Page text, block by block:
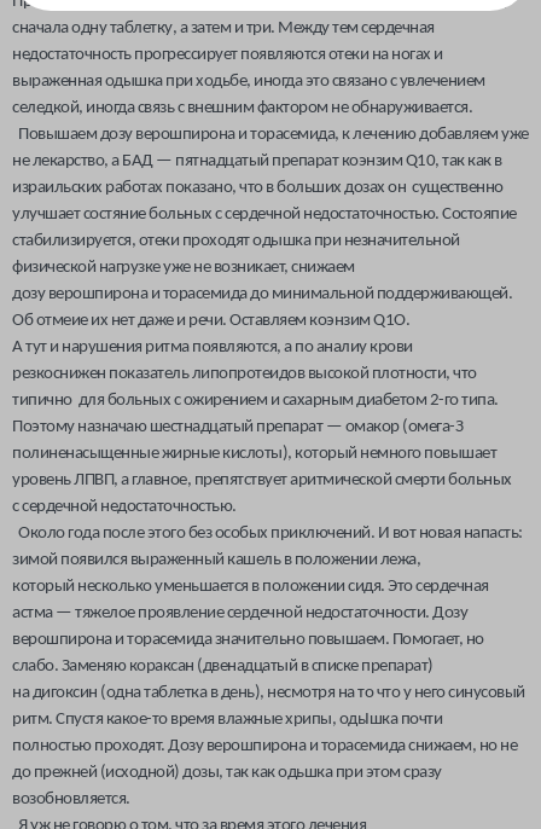
сначала одну таблетку, а затем и три. Между тем сердечная
недостаточность прогрессирует появляются отеки на ногах и
выраженная одышка при ходьбе, иногда это связано с увлечением
селедкой, иногда связь с внешним фактором не обнаруживается.
Повышаем дозу верошпирона и торасемида, к лечению добавляем уже
не лекарство, а БАД — пятнадцатый препарат коэнзим Q10, так как в
израильских работах показано, что в больших дозах он существенно
улучшает состяние больных с сердечной недостаточностью. Состояпие
стабилизируется, отеки проходят одышка при незначительной
физической нагрузке уже не возникает, снижаем
дозу верошпирона и торасемида до минимальной поддерживающей.
Об отмеие их нет даже и речи. Оставляем коэнзим Q1O.
А тут и нарушения ритма появляются, а по аналиу крови
резкоснижен показатель липопротеидов высокой плотности, что
типично для больных с ожирением и сахарным диабетом 2-го типа.
Поэтому назначаю шестнадцатый препарат — омакор (омега-З
полиненасыщенные жирные кислоты), который немного повышает
уровень ЛПВП, а главное, препятствует аритмической смерти больных
с сердечной недостаточностью.
Около года после этого без особых приключений. И вот новая напасть:
зимой появился выраженный кашель в положении лежа,
который несколько уменьшается в положении сидя. Это сердечная
астма — тяжелое проявление сердечной недостаточности. Дозу
верошпирона и торасемида значительно повышаем. Помогает, но
слабо. Заменяю кораксан (двенадцатый в списке препарат)
на дигоксин (одна таблетка в день), несмотря на то что у него синусовый
ритм. Спустя какое-то время влажные хрипы, одьІшка почти
полностью проходят. Дозу верошпирона и торасемида снижаем, но не
до прежней (исходной) дозы, так как одьшка при этом сразу
возобновляется.